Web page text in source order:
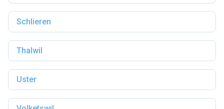
Schlieren
Thalwil
Uster